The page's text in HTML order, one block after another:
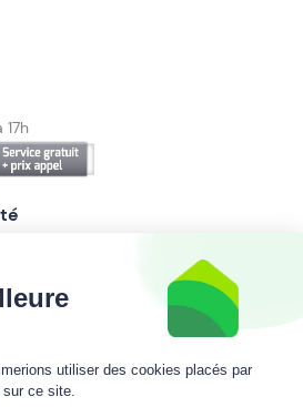
utiliser des cookies placés par
sur ce site.
à la newsletter